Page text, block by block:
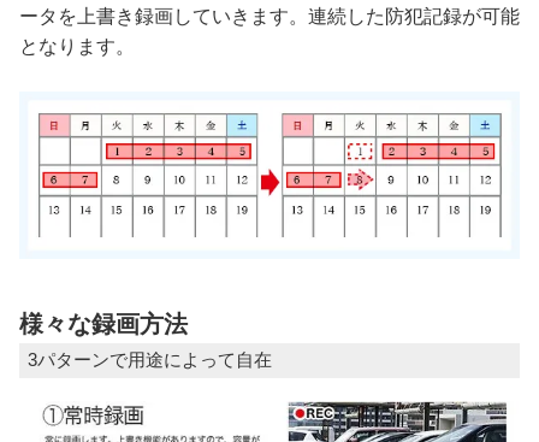
ータを上書き録画していきます。連続した防犯記録が可能
となります。
様々な録画方法
3パターンで用途によって自在